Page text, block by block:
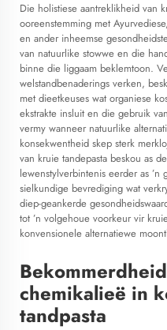
Die holistiese aantreklikheid van
ooreenstemming met
en ander inheemse
van natuurlike stowwe en die
binne die liggaam beklemtoon.
welstandbenaderings verken,
met dieetkeuses wat organiese
ekstrakte insluit en die gebruik
vermy wanneer natuurlike
konsekwentheid skep sterk
van kruie tandepasta beskou as
lewenstylverbintenis eerder as
sielkundige bevrediging wat
diep-geankerde
tot ’n volgehoue voorkeur vir
konvensionele alternatiewe
chemikalieë in
tandpasta